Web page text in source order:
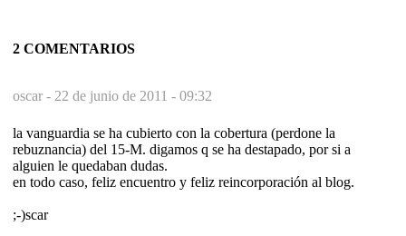
2 COMENTARIOS
oscar - 22 de junio de 2011 - 09:32
la vanguardia se ha cubierto con la cobertura (perdone la
rebuznancia) del 15-M. digamos q se ha destapado, por si a
alguien le quedaban dudas.
en todo caso, feliz encuentro y feliz reincorporación al blog.
;-)scar